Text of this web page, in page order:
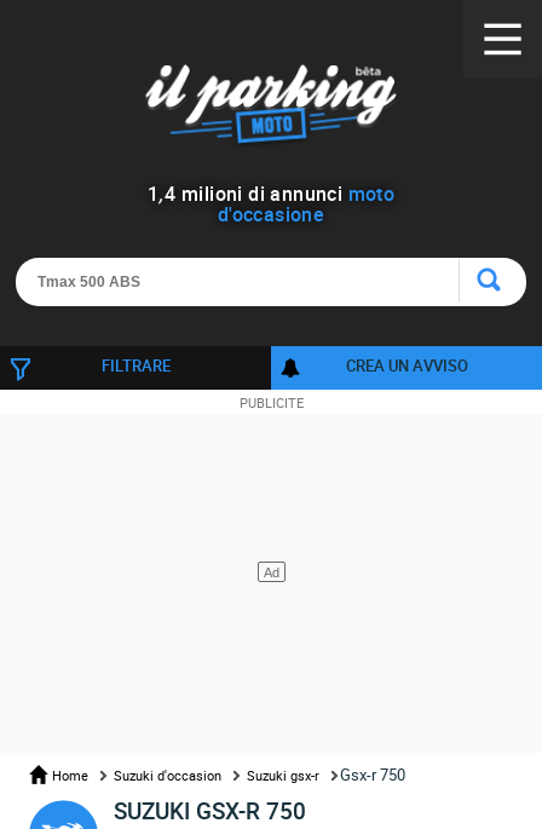
1,4 milioni di annunci moto
d'occasione
FILTRARE CREA UN AVVISO
Home Suzuki d'occasion Suzuki gsx-r Gsx-r 750
SUZUKI GSX-R 750